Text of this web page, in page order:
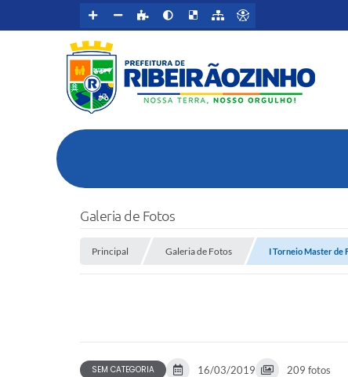
Galeria de Fotos
Principal Galeria de Fotos I Torneio Master de
SEM CATEGORIA 16/03/2019 209 fotos